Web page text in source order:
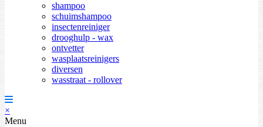
shampoo
schuimshampoo
insectenreiniger
drooghulp - wax
ontvetter
wasplaatsreinigers
diversen
wasstraat - rollover
×
Menu